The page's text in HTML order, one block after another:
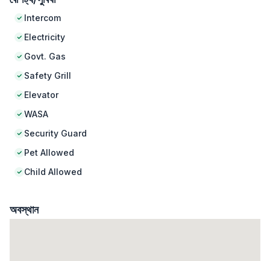
Intercom
Electricity
Govt. Gas
Safety Grill
Elevator
WASA
Security Guard
Pet Allowed
Child Allowed
অবস্থান